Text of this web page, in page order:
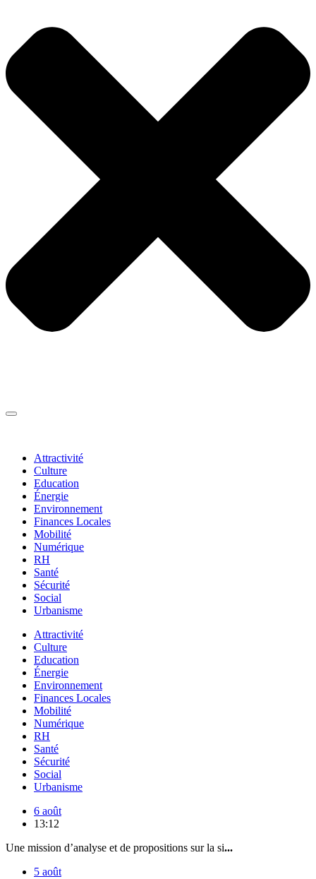
Attractivité
Culture
Education
Énergie
Environnement
Finances Locales
Mobilité
Numérique
RH
Santé
Sécurité
Social
Urbanisme
Attractivité
Culture
Education
Énergie
Environnement
Finances Locales
Mobilité
Numérique
RH
Santé
Sécurité
Social
Urbanisme
6 août
13:12
Une mission d’analyse et de propositions sur la si...
5 août